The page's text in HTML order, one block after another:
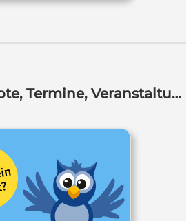
Bildungsangebote, Termine, Veranstaltungen